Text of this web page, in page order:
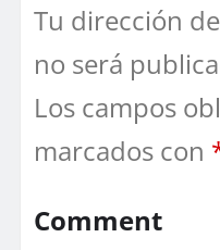
Tu dirección
no será
Los campos
marcados con
Comment